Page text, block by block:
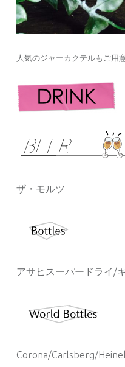
人気のジャーカクテルもご用
ザ・モルツ
アサヒスーパードライ/
Corona/Carlsberg/